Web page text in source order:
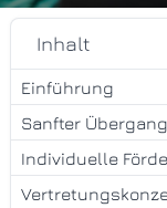
Inhalt
Einführung
Sanfter Übergang
Individuelle